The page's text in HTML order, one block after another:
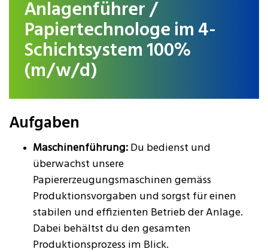
Anlagenführer /
Papiertechnologe im 4-
Schichtsystem 100%
(m/w/d)
Aufgaben
Maschinenführung: Du bedienst und
überwachst unsere
Papiererzeugungsmaschinen gemäss
Produktionsvorgaben und sorgst für einen
stabilen und effizienten Betrieb der Anlage.
Dabei behältst du den gesamten
Produktionsprozess im Blick.